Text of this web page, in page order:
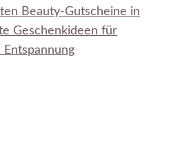
Beauty-Gutscheine in
Geschenkideen für